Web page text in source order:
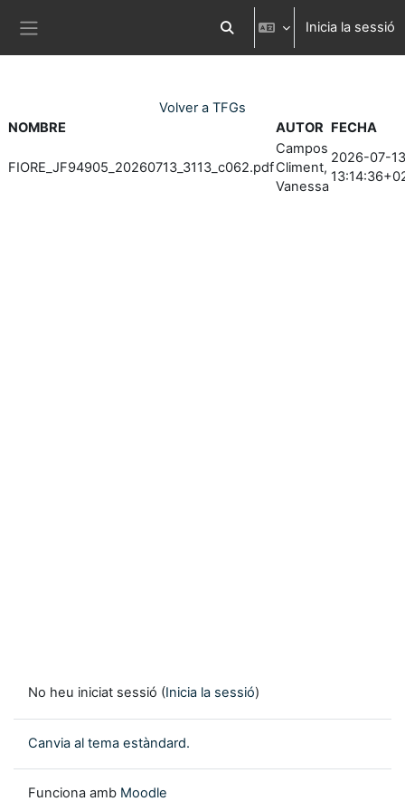
Commuta l'entrada de la
Inicia la sessió
Volver a TFGs
NOMBRE
AUTOR FECHA
FIORE_JF94905_20260713_3113_c062.pdf
Campos
Climent,
Vanessa
2026-07-13
No heu iniciat sessió (Inicia la sessió)
Canvia al tema estàndard.
Funciona amb Moodle